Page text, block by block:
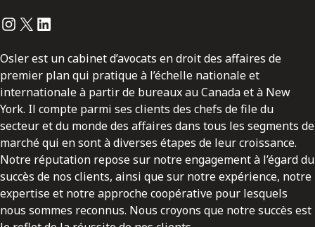
Instagram
Twitter
LinkedIn
Osler est un cabinet d’avocats en droit des affaires de
premier plan qui pratique à l’échelle nationale et
internationale à partir de bureaux au Canada et à New
York. Il compte parmi ses clients des chefs de file du
secteur et du monde des affaires dans tous les segments de
marché qui en sont à diverses étapes de leur croissance.
Notre réputation repose sur notre engagement à l’égard du
succès de nos clients, ainsi que sur notre expérience, notre
expertise et notre approche coopérative pour lesquels
nous sommes reconnus. Nous croyons que notre succès est